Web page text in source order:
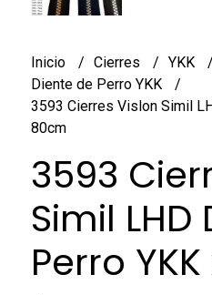
Inicio Cierres
YKK
Diente de Perro YKK
3593 Cierres Vislon Simil
80cm
3593
Simil
Perro